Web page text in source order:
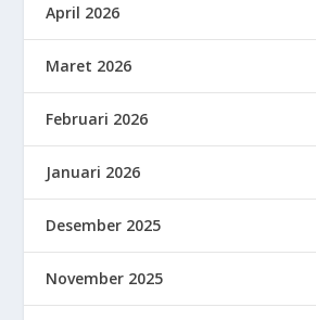
April 2026
Maret 2026
Februari 2026
Januari 2026
Desember 2025
November 2025